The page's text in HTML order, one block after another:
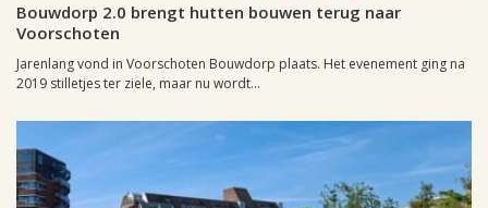
Bouwdorp 2.0 brengt hutten bouwen terug naar
Voorschoten
Jarenlang vond in Voorschoten Bouwdorp plaats. Het evenement ging na
2019 stilletjes ter ziele, maar nu wordt...